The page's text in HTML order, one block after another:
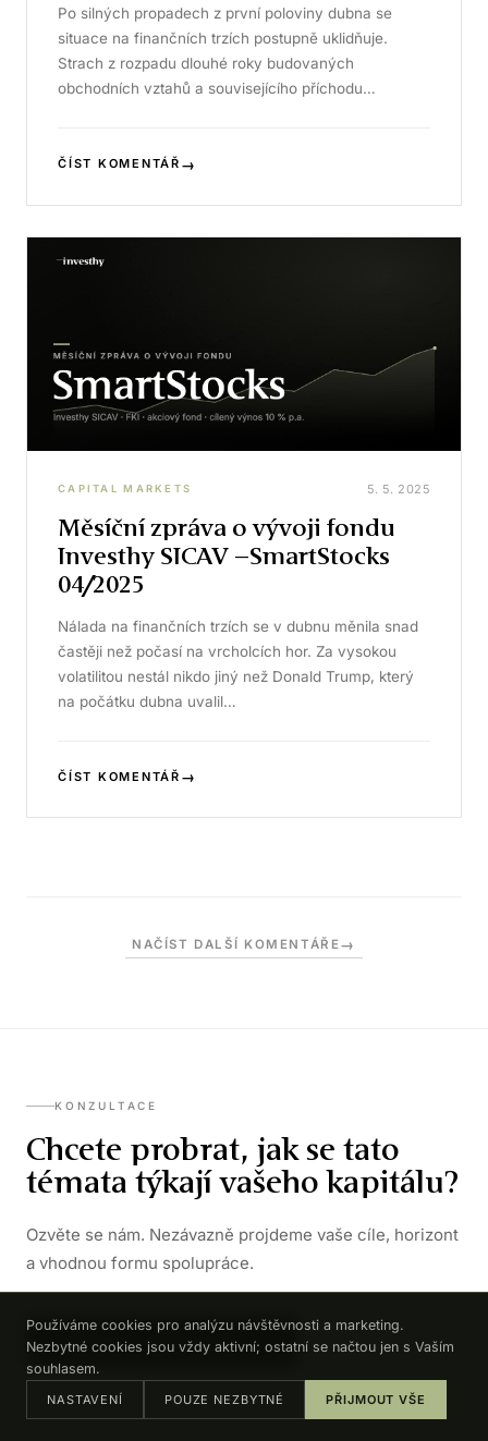
Po silných propadech z první poloviny dubna se
situace na finančních trzích postupně uklidňuje.
Strach z rozpadu dlouhé roky budovaných
obchodních vztahů a souvisejícího příchodu…
ČÍST KOMENTÁŘ →
CAPITAL MARKETS 5. 5. 2025
Měsíční zpráva o vývoji fondu
Investhy SICAV –SmartStocks
04/2025
Nálada na finančních trzích se v dubnu měnila snad
častěji než počasí na vrcholcích hor. Za vysokou
volatilitou nestál nikdo jiný než Donald Trump, který
na počátku dubna uvalil…
ČÍST KOMENTÁŘ →
NAČÍST DALŠÍ KOMENTÁŘE→
KONZULTACE
Chcete probrat, jak se tato
témata týkají vašeho kapitálu?
Ozvěte se nám. Nezávazně projdeme vaše cíle, horizont
a vhodnou formu spolupráce.
DOMLUVIT KONZULTACI →
Používáme cookies pro analýzu návštěvnosti a marketing.
Nezbytné cookies jsou vždy aktivní; ostatní se načtou jen s Vaším
souhlasem.
NASTAVENÍ POUZE NEZBYTNÉ PŘIJMOUT VŠE